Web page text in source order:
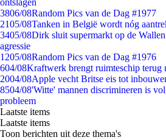
ontslagen
3806/08Random Pics van de Dag #1977
2105/08Tanken in België wordt nóg
3405/08Dirk sluit supermarkt op de
agressie
1205/08Random Pics van de Dag #1976
604/08Kraftwerk brengt ruimteschip terug
2004/08Apple vecht Britse eis tot
8504/08'Witte' mannen discrimineren is
probleem
Laatste items
Laatste items
Toon berichten uit deze thema's